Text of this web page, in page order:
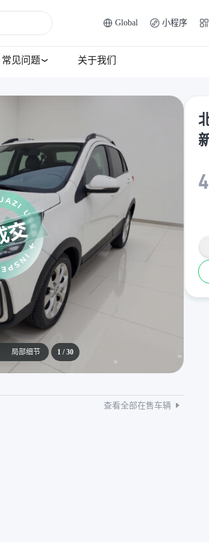
Global 小程序
常见问题 关于我们
局部细节 1/30
查看全部在售车辆